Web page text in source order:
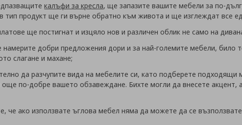
калъфи за кресла, ще запазите вашите мебели за по-
тип продукт ще ги върне обратно към живота и ще изглеждат все
ще постигнат и изцяло нов и различен облик не само на
добри предложения дори и за най-големите мебели, било
слагане и махане;
да разчупите вида на мебелите си, като подберете подходящи
по-добре вашето обзавеждане. Бихте могли да внесете акцент,
че ако използвате ъглова мебел няма да можете да се